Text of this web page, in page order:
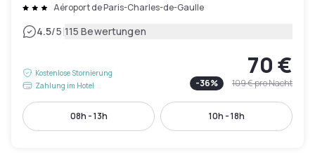
Aéroport de Paris-Charles-de-Gaulle
4.5/5|115 Bewertungen
Kostenlose Stornierung
Zahlung im Hotel
70 €
-36% 109 €pro Nacht
08h - 13h 10h - 18h